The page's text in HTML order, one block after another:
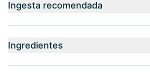
Ingesta recomendada
Ingredientes